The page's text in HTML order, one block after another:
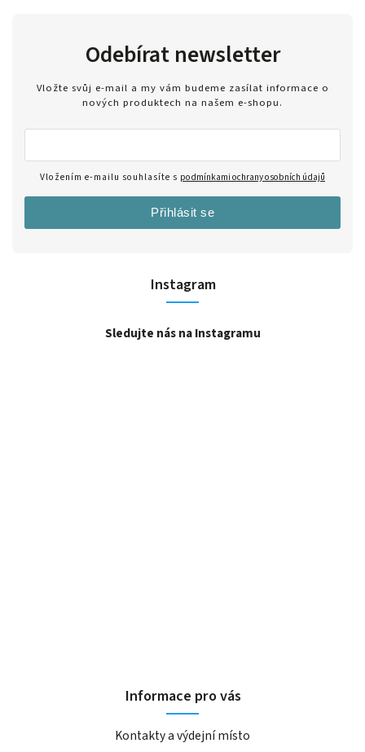
Instagram
Sledujte nás na Instagramu
Informace pro vás
Kontakty a výdejní místo
Odebírat newsletter
Vložte svůj e-mail a my vám budeme zasílat informace o
nových produktech na našem e-shopu.
Vložením e-mailu souhlasíte s podmínkami ochrany osobních údajů
Přihlásit se